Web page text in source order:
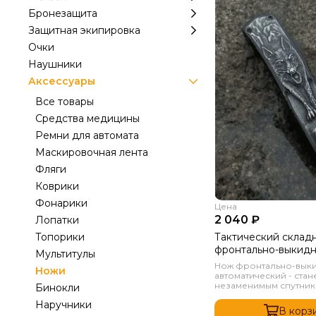
Цена
2 040 ₽
Тактический
фронтально-
автоматический
3D
Нож фронтально-
автоматический -
незаменимым
В
Бронезащита
Защитная экипировка
Очки
Наушники
Аксессуары
Все товары
Средства медицины
Ремни для автомата
Маскировочная лента
Фляги
Коврики
Фонарики
Лопатки
Топорики
Мультитулы
Ножи
Бинокли
Наручники